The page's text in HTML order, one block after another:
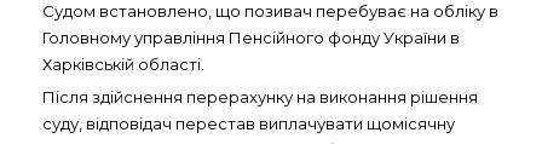
Судом встановлено, що позивач перебуває на обліку в
Головному управління Пенсійного фонду України в
Харківській області.
Після здійснення перерахунку на виконання рішення
суду, відповідач перестав виплачувати щомісячну